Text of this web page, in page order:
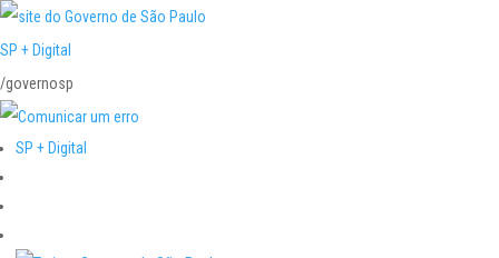
SP + Digital
/governosp
SP + Digital